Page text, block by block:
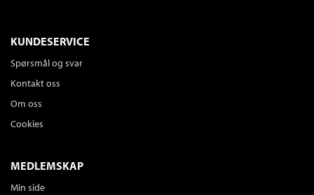
KUNDESERVICE
Spørsmål og svar
Kontakt oss
Om oss
Cookies
MEDLEMSKAP
Min side